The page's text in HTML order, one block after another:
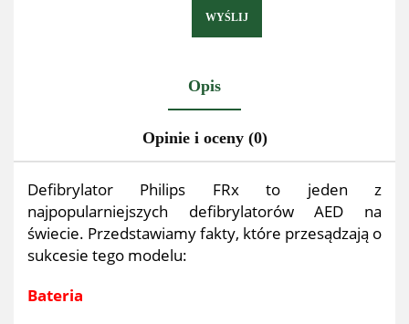
WYŚLIJ
Opis
Opinie i oceny (0)
Defibrylator Philips FRx to jeden z
najpopularniejszych defibrylatorów AED na
świecie. Przedstawiamy fakty, które przesądzają o
sukcesie tego modelu:
Bateria